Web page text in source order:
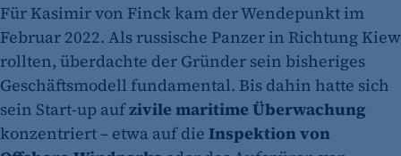
Für Kasimir von Finck kam der Wendepunkt im
Februar 2022. Als russische Panzer in Richtung Kiew
rollten, überdachte der Gründer sein bisheriges
Geschäftsmodell fundamental. Bis dahin hatte sich
sein Start-up aufzivile maritime Überwachung
konzentriert – etwa auf die Inspektion von